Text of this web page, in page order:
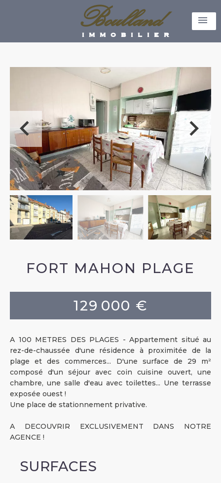
Boulland
immobilier
FORT MAHON PLAGE
129 000 €
A 100 METRES DES PLAGES - Appartement situé au
rez-de-chaussée d'une résidence à proximitée de la
plage et des commerces... D'une surface de 29 m²
composé d'un séjour avec coin cuisine ouvert, une
chambre, une salle d'eau avec toilettes... Une terrasse
exposée ouest !
Une place de stationnement privative.
A DECOUVRIR EXCLUSIVEMENT DANS NOTRE
AGENCE !
SURFACES